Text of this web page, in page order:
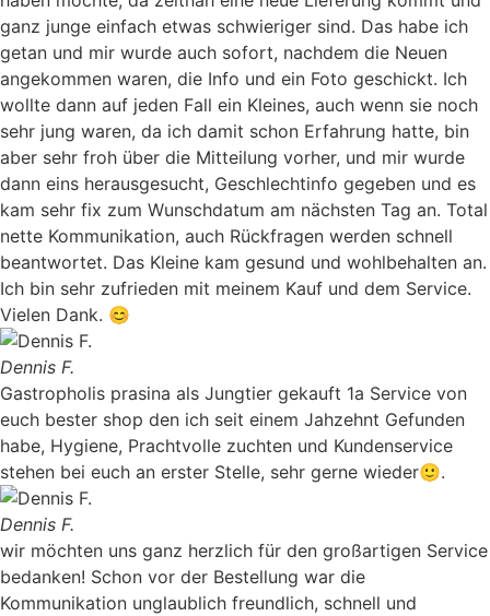
ganz junge einfach etwas schwieriger sind. Das habe ich
getan und mir wurde auch sofort, nachdem die Neuen
angekommen waren, die Info und ein Foto geschickt. Ich
wollte dann auf jeden Fall ein Kleines, auch wenn sie noch
sehr jung waren, da ich damit schon Erfahrung hatte, bin
aber sehr froh über die Mitteilung vorher, und mir wurde
dann eins herausgesucht, Geschlechtinfo gegeben und es
kam sehr fix zum Wunschdatum am nächsten Tag an. Total
nette Kommunikation, auch Rückfragen werden schnell
beantwortet. Das Kleine kam gesund und wohlbehalten an.
Ich bin sehr zufrieden mit meinem Kauf und dem Service.
Vielen Dank. 😊
Dennis F.
Gastropholis prasina als Jungtier gekauft 1a Service von
euch bester shop den ich seit einem Jahzehnt Gefunden
habe, Hygiene, Prachtvolle zuchten und Kundenservice
stehen bei euch an erster Stelle, sehr gerne wieder🙂.
Dennis F.
wir möchten uns ganz herzlich für den großartigen Service
bedanken! Schon vor der Bestellung war die
Kommunikation unglaublich freundlich, schnell und